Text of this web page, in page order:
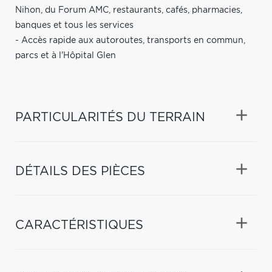
Nihon, du Forum AMC, restaurants, cafés, pharmacies,
banques et tous les services
- Accès rapide aux autoroutes, transports en commun,
parcs et à l'Hôpital Glen
PARTICULARITÉS DU TERRAIN
DÉTAILS DES PIÈCES
CARACTÉRISTIQUES